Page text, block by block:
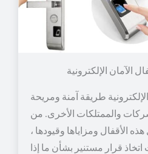
طريقة آمنة ومريحة
والممتلكات الأخرى. من
الأقفال ومزاياها وقيودها ،
قرار مستنير بشأن ما إذا